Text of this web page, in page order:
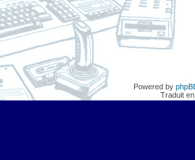
Powered by
Traduit